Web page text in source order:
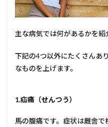
主な病気では何があるかを紹
下記の4つ以外にたくさんあ
なものを上げます。
1.疝痛（せんつう）
馬の腹痛です。症状は厩舎